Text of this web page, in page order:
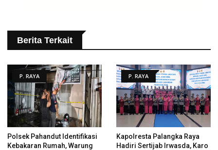
Berita Terkait
P. RAYA
Polsek Pahandut Identifikasi
Kebakaran Rumah, Warung
P. RAYA
Kapolresta Palangka Raya
Hadiri Sertijab Irwasda, Karo